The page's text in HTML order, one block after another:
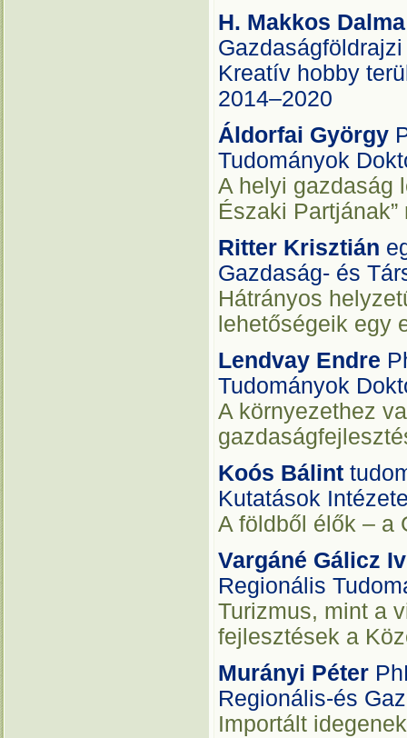
H. Makkos
Kreatív hobby
2014–2020
Áldorfai György
Tudományok
A helyi gazdaság
Északi
Ritter Krisztián
Gazdaság- és
Hátrányos
lehetőségeik egy
Lendvay Endre
Tudományok
A környezethez
Koós Bálint
Kutatások
A földből élők – a
Vargáné Gálicz
Regionális
Turizmus, mint a
fejlesztések a
Murányi Péter
Regionális-és
Importált idegenek